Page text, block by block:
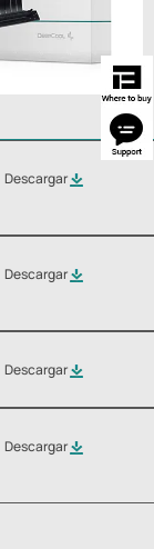
Descargar
Descargar
Descargar
Descargar